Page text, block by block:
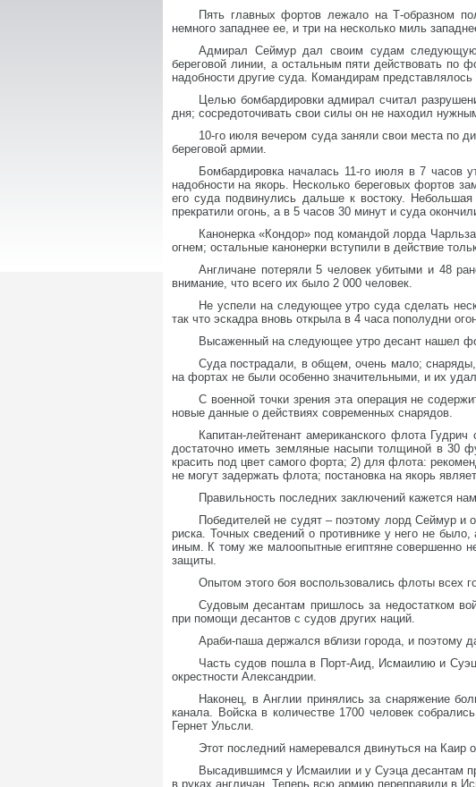
Пять главных фортов лежало на Т-образном
немного западнее ее, и три на несколько миль
Адмирал Сеймур дал своим судам следующую
береговой линии, а остальным пяти действовать по
надобности другие суда. Командирам
Целью бомбардировки адмирал считал
дня; сосредоточивать свои силы он не находил
10-го июля вечером суда заняли свои места по
береговой армии.
Бомбардировка началась 11-го июля в 7 часов
надобности на якорь. Несколько береговых фортов
его суда подвинулись дальше к востоку.
прекратили огонь, а в 5 часов 30 минут и суда
Канонерка «Кондор» под командой лорда
огнем; остальные канонерки вступили в действие
Англичане потеряли 5 человек убитыми и 48
внимание, что всего их было 2 000 человек.
Не успели на следующее утро суда сделать
так что эскадра вновь открыла в 4 часа пополудни
Высаженный на следующее утро десант нашел
Суда пострадали, в общем, очень мало;
на фортах не были особенно значительными, и их
С военной точки зрения эта операция не
новые данные о действиях современных снарядов.
Капитан-лейтенант американского флота
достаточно иметь земляные насыпи толщиной в 30
красить под цвет самого форта; 2) для флота:
не могут задержать флота; постановка на якорь
Правильность последних заключений кажется
Победителей не судят – поэтому лорд Сеймур и
риска. Точных сведений о противнике у него не
иным. К тому же малоопытные египтяне совершенно
защиты.
Опытом этого боя воспользовались флоты всех
Судовым десантам пришлось за недостатком
при помощи десантов с судов других наций.
Араби-паша держался вблизи города, и поэтому
Часть судов пошла в Порт-Аид, Исмаилию и
окрестности Александрии.
Наконец, в Англии принялись за снаряжение
канала. Войска в количестве 1700 человек
Гернет Ульсли.
Этот последний намеревался двинуться на
Высадившимся у Исмаилии и у Суэца десантам
в руках англичан. Теперь всю армию переправили в